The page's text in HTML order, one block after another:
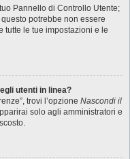
Pannello di Controllo Utente;
potrebbe non essere
tutte le tue impostazioni e le
utenti in linea?
trovi l’opzione Nascondi il
solo agli amministratori e